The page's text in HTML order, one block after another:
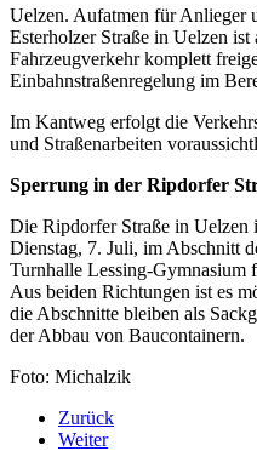
Uelzen. Aufatmen für Anlieger
Esterholzer Straße in Uelzen
Fahrzeugverkehr komplett
Einbahnstraßenregelung im
Im Kantweg erfolgt die
und Straßenarbeiten
Sperrung in der Ripdorfer
Die Ripdorfer Straße in Uelzen
Dienstag, 7. Juli, im Abschnitt
Turnhalle Lessing-Gymnasium
Aus beiden Richtungen ist es
die Abschnitte bleiben als
der Abbau von Baucontainern.
Foto: Michalzik
Zurück
Weiter